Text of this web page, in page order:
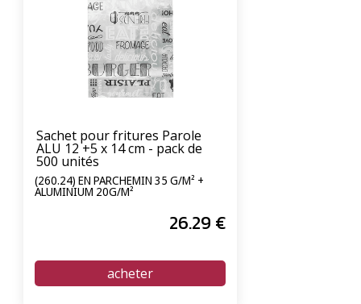
Sachet pour fritures Parole
ALU 12 +5 x 14 cm - pack de
500 unités
(260.24) EN PARCHEMIN 35 G/M² +
ALUMINIUM 20G/M²
26.29 €